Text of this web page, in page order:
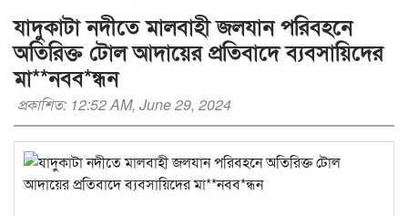
সিসিকের পাঁচ ওয়ার্ডে এক হাজার গাছের চারা বিতরণ
যাদুকাটা নদীতে মালবাহী জলযান পরিবহনে
অতিরিক্ত টোল আদায়ের প্রতিবাদে ব্যবসায়িদের
মা**নবব*ন্ধন
প্রকাশিত: 12:52 AM, June 29, 2024